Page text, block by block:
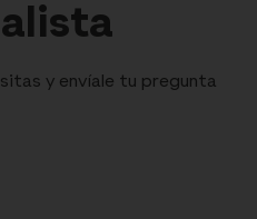
y envíale tu pregunta